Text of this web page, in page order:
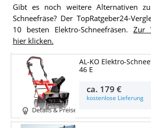
Gibt es noch weitere Alternativen
Schneefräse? Der TopRatgeber24-
10 besten Elektro-Schneefräsen.Zur
hier klicken.
Details & Preise
AL-KO Elektro-
46 E
ca. 179 €
kostenlose Lieferung